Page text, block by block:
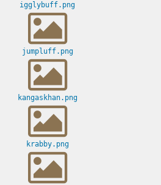
igglybuff.png
jumpluff.png
kangaskhan.png
krabby.png